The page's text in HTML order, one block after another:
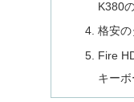
K380
格安の
Fire
キー